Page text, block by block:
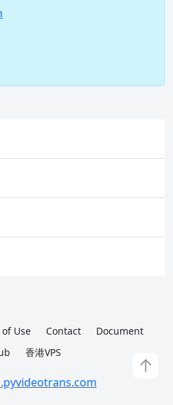
↑
Use Contact
Document
香港VPS